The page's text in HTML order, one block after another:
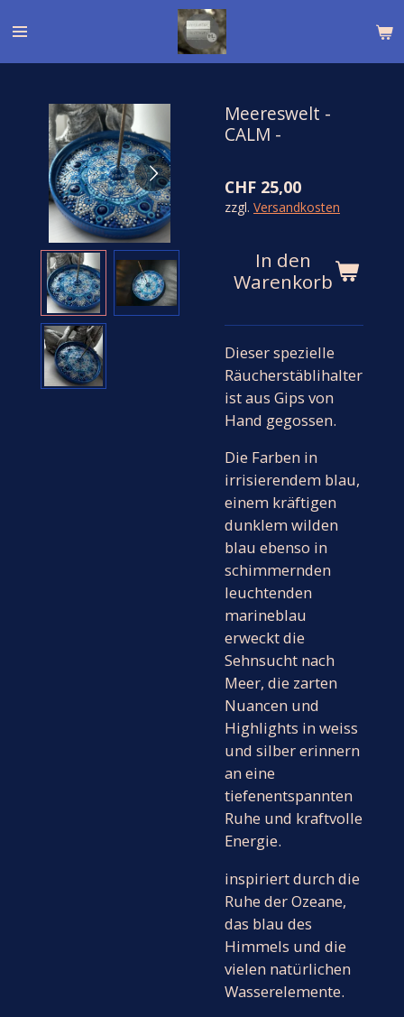
Hauptinhalt
springen
Meereswelt -
CALM -
CHF 25,00
zzgl. Versandkosten
In den
Warenkorb
Dieser spezielle
Räucherstäblihalter
ist aus Gips von
Hand gegossen.
Die Farben in
irrisierendem blau,
einem kräftigen
dunklem wilden
blau ebenso in
schimmernden
leuchtenden
marineblau
erweckt die
Sehnsucht nach
Meer, die zarten
Nuancen und
Highlights in weiss
und silber erinnern
an eine
tiefenentspannten
Ruhe und kraftvolle
Energie.
inspiriert durch die
Ruhe der Ozeane,
das blau des
Himmels und die
vielen natürlichen
Wasserelemente.